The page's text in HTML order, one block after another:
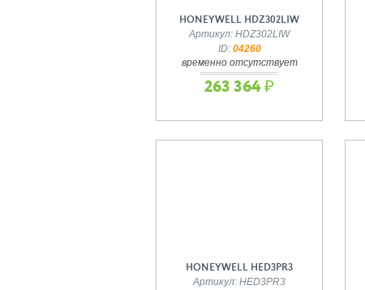
HONEYWELL HDZ302LIW
Артикул: HDZ302LIW
ID: 04260
временно отсутствует
263 364 ₽
HONEYWELL HED3PR3
Артикул: HED3PR3